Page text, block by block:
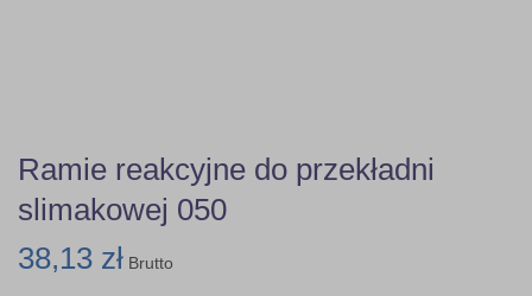
Ramie reakcyjne do przekładni
slimakowej 050
38,13 zł Brutto